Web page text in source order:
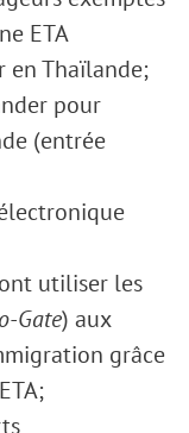
ETA
en Thaïlande;
pour
(entrée
utiliser les
Gate) aux
grâce